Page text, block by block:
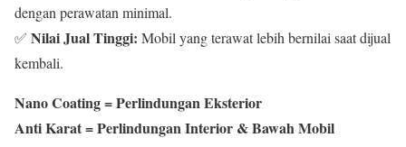
dengan perawatan minimal.
✅ Nilai Jual Tinggi: Mobil yang terawat lebih bernilai saat dijual
kembali.
Nano Coating = Perlindungan Eksterior
Anti Karat = Perlindungan Interior & Bawah Mobil